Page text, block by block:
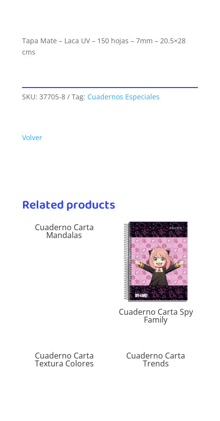
Tapa Mate – Laca UV – 150 hojas – 7mm – 20.5×28
cms
SKU: 37705-8 Tag: Cuadernos Especiales
Volver
Related products
Cuaderno Carta
Mandalas
Cuaderno Carta Spy
Family
Cuaderno Carta
Textura Colores
Cuaderno Carta
Trends